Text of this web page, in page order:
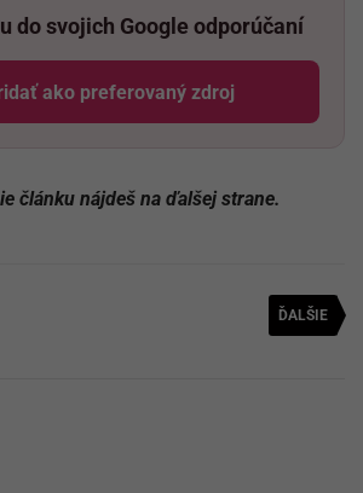
do svojich Google odporúčaní
ako preferovaný zdroj
Odzadu, odkaz sa otvorí v
článku nájdeš na ďalšej strane.
ĎALŠIE